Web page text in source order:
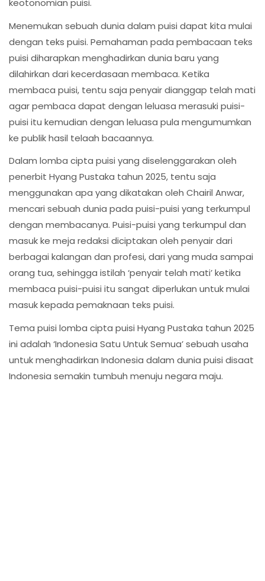
keotonomian puisi.
Menemukan sebuah dunia dalam puisi dapat kita mulai
dengan teks puisi. Pemahaman pada pembacaan teks
puisi diharapkan menghadirkan dunia baru yang
dilahirkan dari kecerdasaan membaca. Ketika
membaca puisi, tentu saja penyair dianggap telah mati
agar pembaca dapat dengan leluasa merasuki puisi-
puisi itu kemudian dengan leluasa pula mengumumkan
ke publik hasil telaah bacaannya.
Dalam lomba cipta puisi yang diselenggarakan oleh
penerbit Hyang Pustaka tahun 2025, tentu saja
menggunakan apa yang dikatakan oleh Chairil Anwar,
mencari sebuah dunia pada puisi-puisi yang terkumpul
dengan membacanya. Puisi-puisi yang terkumpul dan
masuk ke meja redaksi diciptakan oleh penyair dari
berbagai kalangan dan profesi, dari yang muda sampai
orang tua, sehingga istilah ‘penyair telah mati’ ketika
membaca puisi-puisi itu sangat diperlukan untuk mulai
masuk kepada pemaknaan teks puisi.
Tema puisi lomba cipta puisi Hyang Pustaka tahun 2025
ini adalah ‘Indonesia Satu Untuk Semua’ sebuah usaha
untuk menghadirkan Indonesia dalam dunia puisi disaat
Indonesia semakin tumbuh menuju negara maju.